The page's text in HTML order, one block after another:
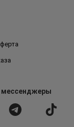
мессенджеры